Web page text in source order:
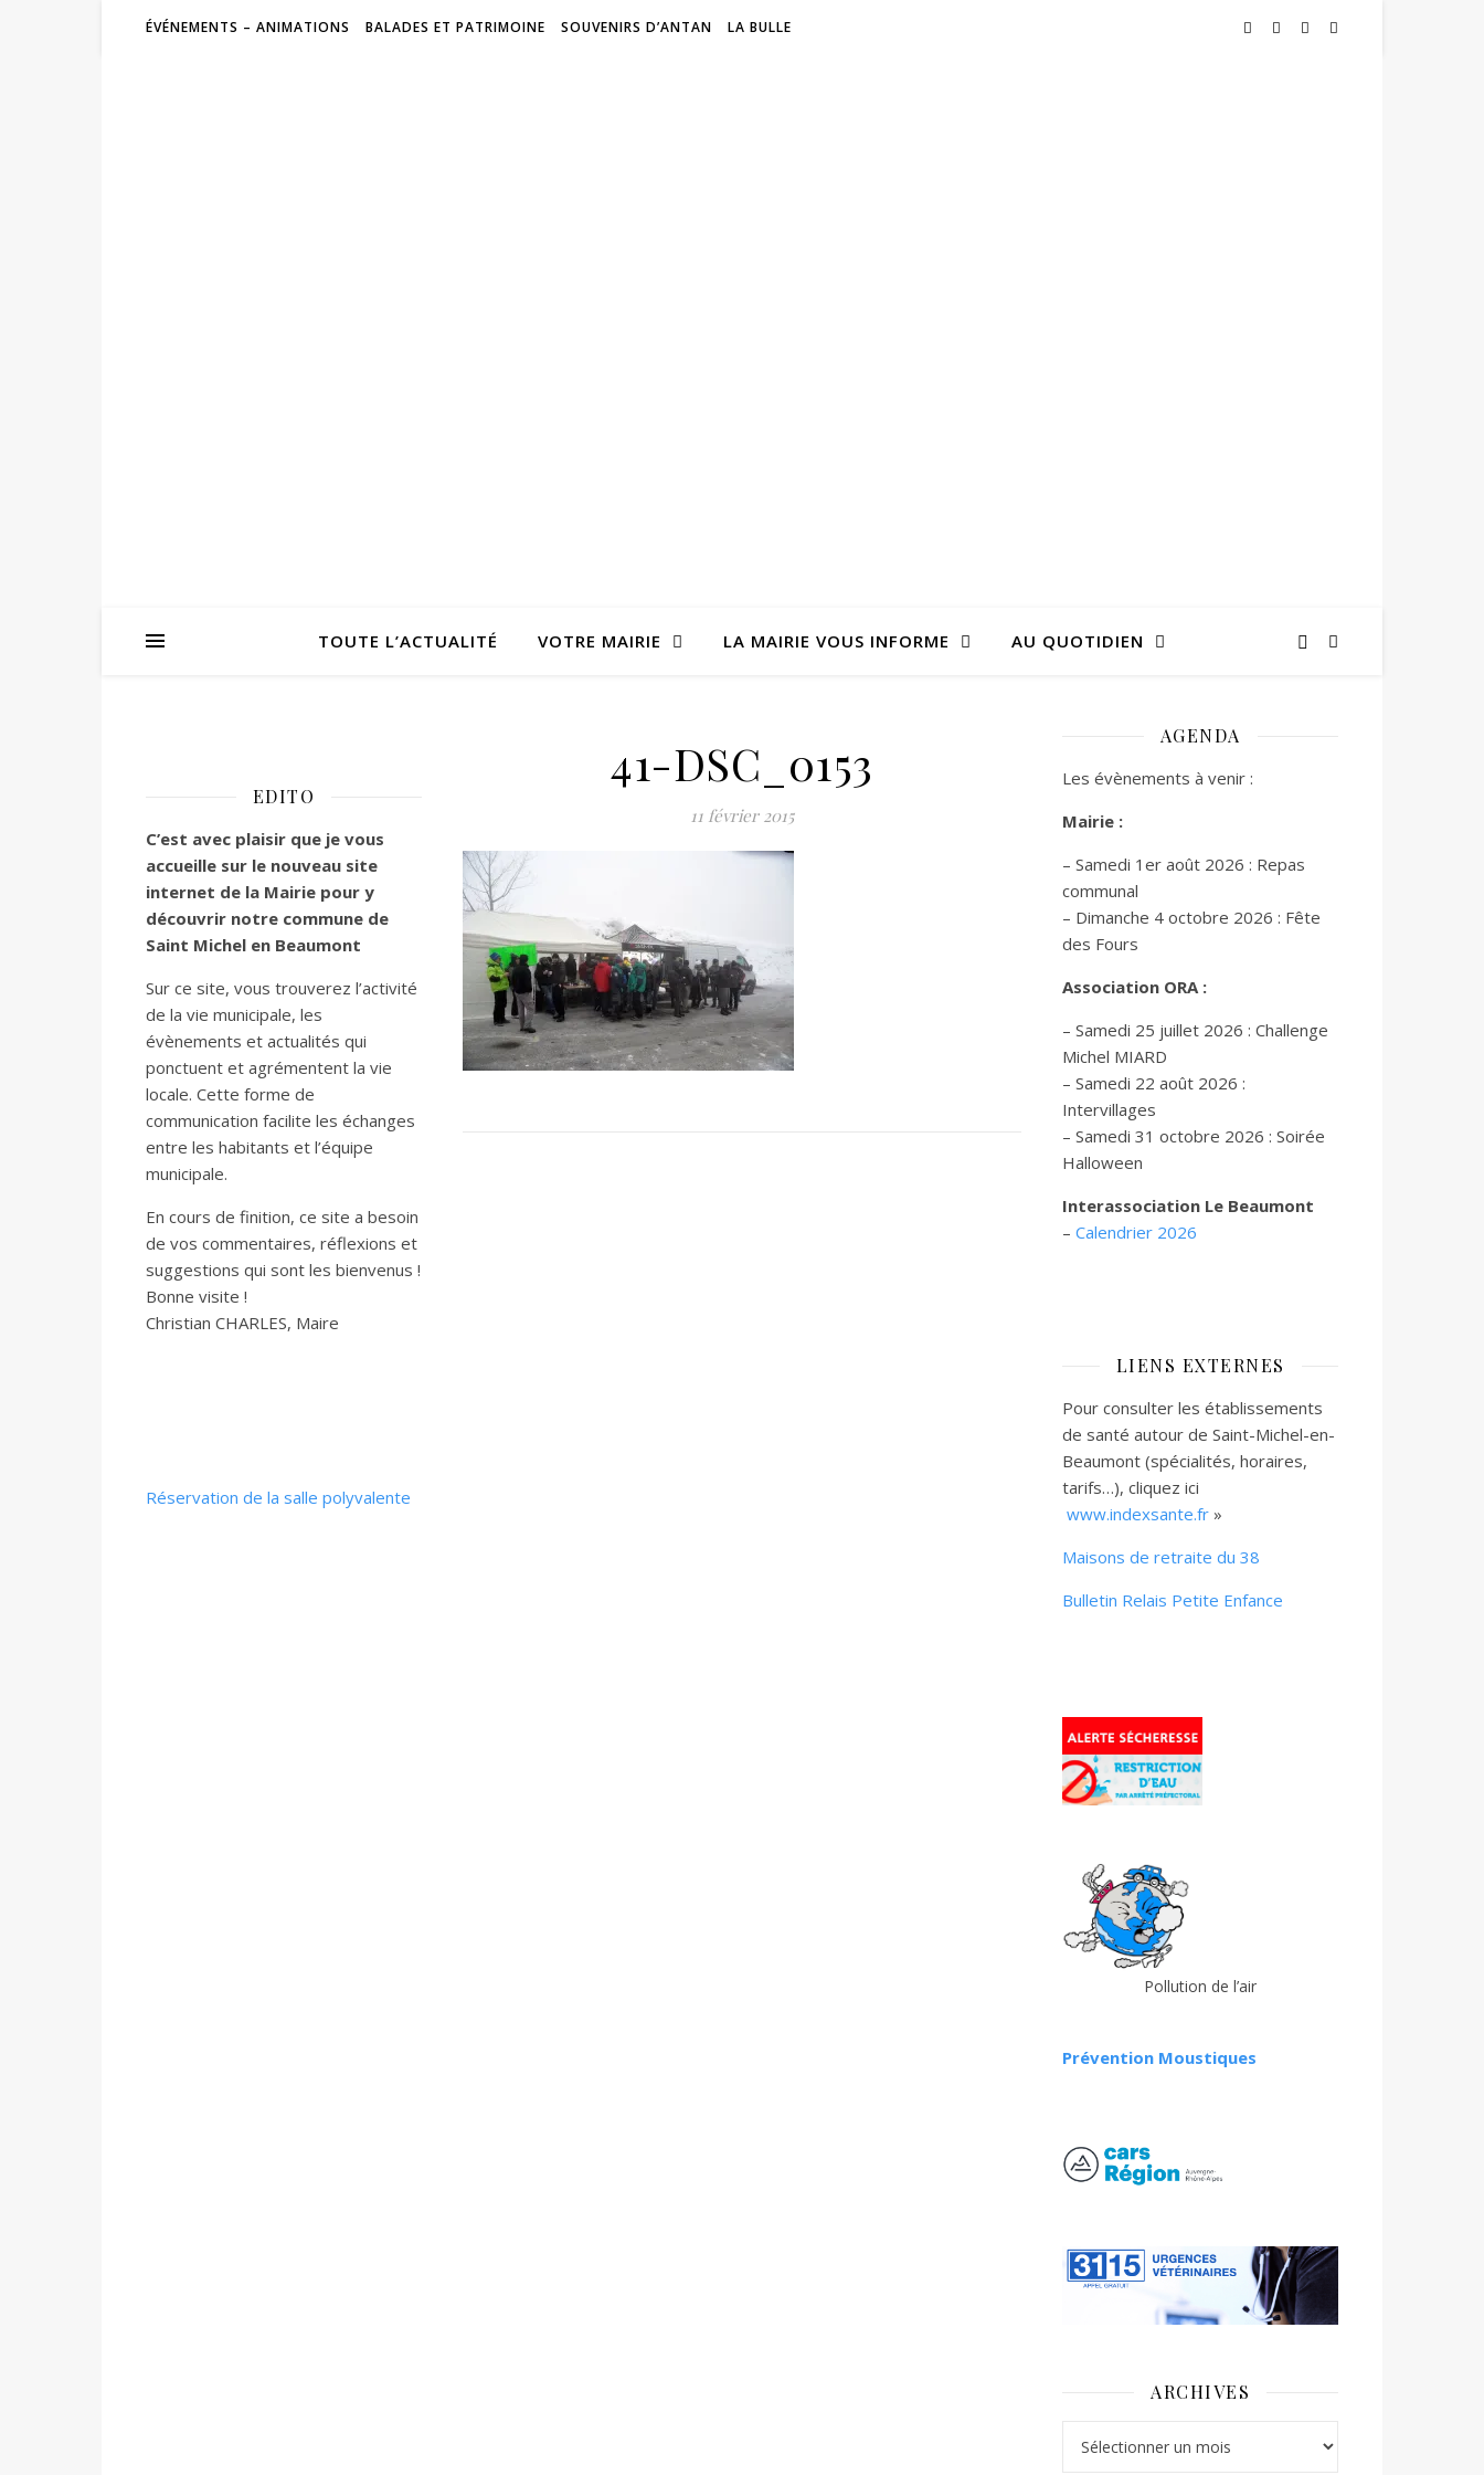
ÉVÉNEMENTS – ANIMATIONS BALADES ET PATRIMOINE SOUVENIRS D’ANTAN LA BULLE
TOUTE L’ACTUALITÉ VOTRE MAIRIE LA MAIRIE VOUS INFORME AU QUOTIDIEN
EDITO
C’est avec plaisir que je vous
accueille sur le nouveau site
internet de la Mairie pour y
découvrir notre commune de
Saint Michel en Beaumont
Sur ce site, vous trouverez l’activité
de la vie municipale, les
évènements et actualités qui
ponctuent et agrémentent la vie
locale. Cette forme de
communication facilite les échanges
entre les habitants et l’équipe
municipale.
En cours de finition, ce site a besoin
de vos commentaires, réflexions et
suggestions qui sont les bienvenus !
Bonne visite !
Christian CHARLES, Maire
Réservation de la salle polyvalente
41-DSC_0153
11 février 2015
AGENDA
Les évènements à venir :
Mairie :
– Samedi 1er août 2026 : Repas
communal
– Dimanche 4 octobre 2026 : Fête
des Fours
Association ORA :
– Samedi 25 juillet 2026 : Challenge
Michel MIARD
– Samedi 22 août 2026 :
Intervillages
– Samedi 31 octobre 2026 : Soirée
Halloween
Interassociation Le Beaumont
– Calendrier 2026
LIENS EXTERNES
Pour consulter les établissements
de santé autour de Saint-Michel-en-
Beaumont (spécialités, horaires,
tarifs…), cliquez ici
www.indexsante.fr »
Maisons de retraite du 38
Bulletin Relais Petite Enfance
Pollution de l’air
Prévention Moustiques
ARCHIVES